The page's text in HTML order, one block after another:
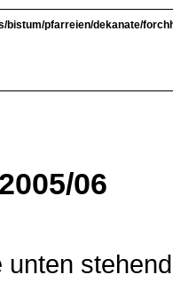
bistum/pfarreien/dekanate/
06
unten